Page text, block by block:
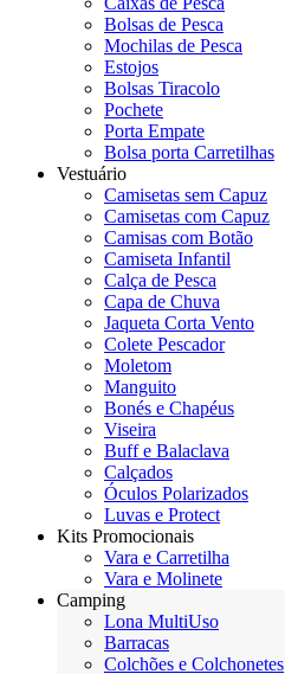
Bolsas de Pesca
Mochilas de Pesca
Estojos
Bolsas Tiracolo
Pochete
Porta Empate
Bolsa porta Carretilhas
Vestuário
Camisetas sem Capuz
Camisetas com Capuz
Camisas com Botão
Camiseta Infantil
Calça de Pesca
Capa de Chuva
Jaqueta Corta Vento
Colete Pescador
Moletom
Manguito
Bonés e Chapéus
Viseira
Buff e Balaclava
Calçados
Óculos Polarizados
Luvas e Protect
Kits Promocionais
Vara e Carretilha
Vara e Molinete
Camping
Lona MultiUso
Barracas
Colchões e Colchonetes